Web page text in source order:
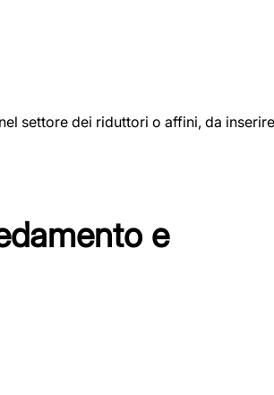
settore dei riduttori o affini, da inserire
e